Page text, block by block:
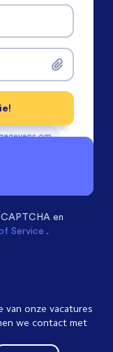
om
en
Service .
van onze vacatures
we contact met